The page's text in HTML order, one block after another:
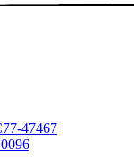
47467